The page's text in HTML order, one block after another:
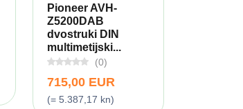
Pioneer AVH-
Z5200DAB
dvostruki DIN
multimetijski...
(0)
715,00 EUR
(= 5.387,17 kn)